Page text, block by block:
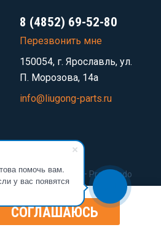
помочь вам.
у вас появятся
8 (4852) 69-52-80
Перезвонить мне
150054, г. Ярославль, ул.
П. Морозова, 14а
info@liugong-parts.ru
Разработка сайта — Prominado
СОГЛАШАЮСЬ